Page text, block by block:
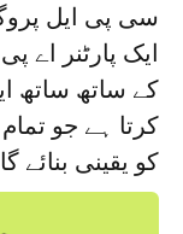
سی پی ایل
ایک پارٹنر اے
کے ساتھ ساتھ
کرتا ہے جو
کو یقینی بنائے